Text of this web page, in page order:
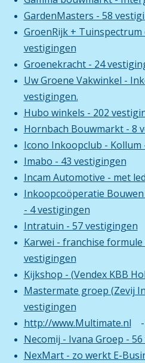
GardenMasters - 58
GroenRijk + Tuinspectrum
vestigingen
Groenekracht - 24
Uw Groene Vakwinkel -
vestigingen.
Hubo winkels - 202
Hornbach Bouwmarkt - 8
Icono Inkoopclub - Kollum
Imabo - 43 vestigingen
Incam Automotive - met
Inkoopcoöperatie
- 4 vestigingen
Intratuin - 57 vestigingen
Karwei - franchise formule
vestigingen
Kijkshop - (Vendex KBB
Mastermate groep (Zevij
vestigingen
http://www.Multimate.nl
Necomij - Ivana Groep -
NexMart - zo werkt E-